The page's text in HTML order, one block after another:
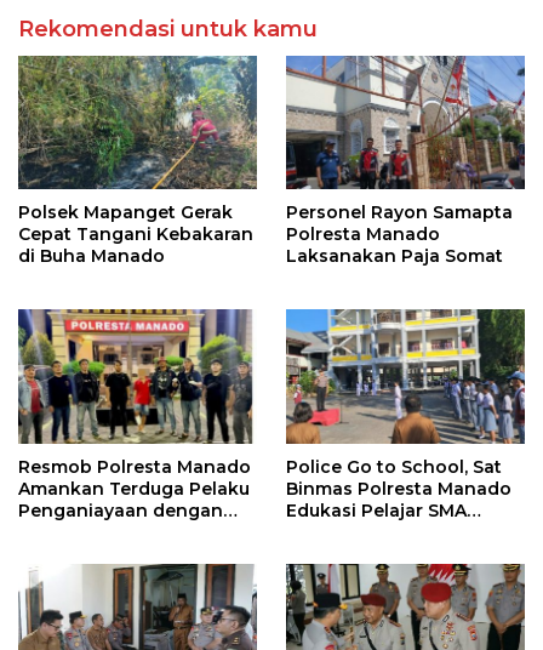
Rekomendasi untuk kamu
Polsek Mapanget Gerak
Cepat Tangani Kebakaran
di Buha Manado
Personel Rayon Samapta
Polresta Manado
Laksanakan Paja Somat
Resmob Polresta Manado
Amankan Terduga Pelaku
Penganiayaan dengan
Police Go to School, Sat
Binmas Polresta Manado
Edukasi Pelajar SMA